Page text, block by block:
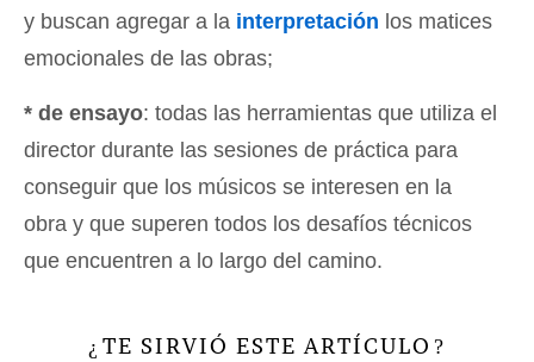
y buscan agregar a la interpretación los matices
emocionales de las obras;
* de ensayo: todas las herramientas que utiliza el
director durante las sesiones de práctica para
conseguir que los músicos se interesen en la
obra y que superen todos los desafíos técnicos
que encuentren a lo largo del camino.
¿ TE SIRVIÓ ESTE ARTÍCULO ?